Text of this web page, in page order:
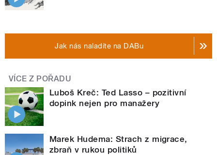
Jak nás naladíte na DABu
VÍCE Z POŘADU
Luboš Kreč: Ted Lasso – pozitivní
dopink nejen pro manažery
Marek Hudema: Strach z migrace,
zbraň v rukou politiků